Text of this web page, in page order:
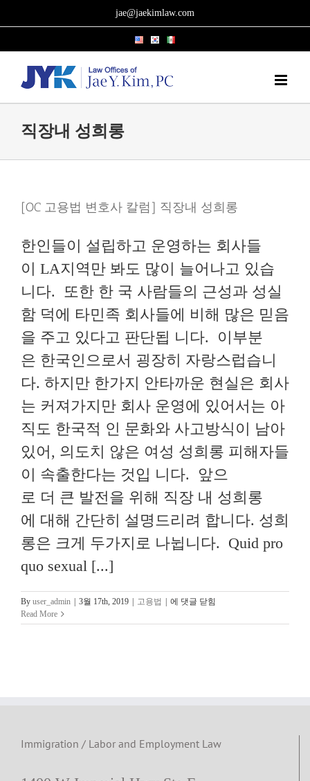
content
jae@jaekimlaw.com
직장내 성희롱
[OC 고용법 변호사 칼럼] 직장내 성희롱
한인들이 설립하고 운영하는 회사들
이 LA지역만 봐도 많이 늘어나고 있습
니다. 또한 한 국 사람들의 근성과 성실
함 덕에 타민족 회사들에 비해 많은 믿음
을 주고 있다고 판단됩 니다. 이부분
은 한국인으로서 굉장히 자랑스럽습니
다. 하지만 한가지 안타까운 현실은 회사
는 커져가지만 회사 운영에 있어서는 아
직도 한국적 인 문화와 사고방식이 남아
있어, 의도치 않은 여성 성희롱 피해자들
이 속출한다는 것입 니다. 앞으
로 더 큰 발전을 위해 직장 내 성희롱
에 대해 간단히 설명드리려 합니다. 성희
롱은 크게 두가지로 나뉩니다. Quid pro
quo sexual [...]
By user_admin | 3월 17th, 2019 | 고용법 | [OC
용
성
에 댓글 닫힘
Read More
Immigration / Labor and Employment Law